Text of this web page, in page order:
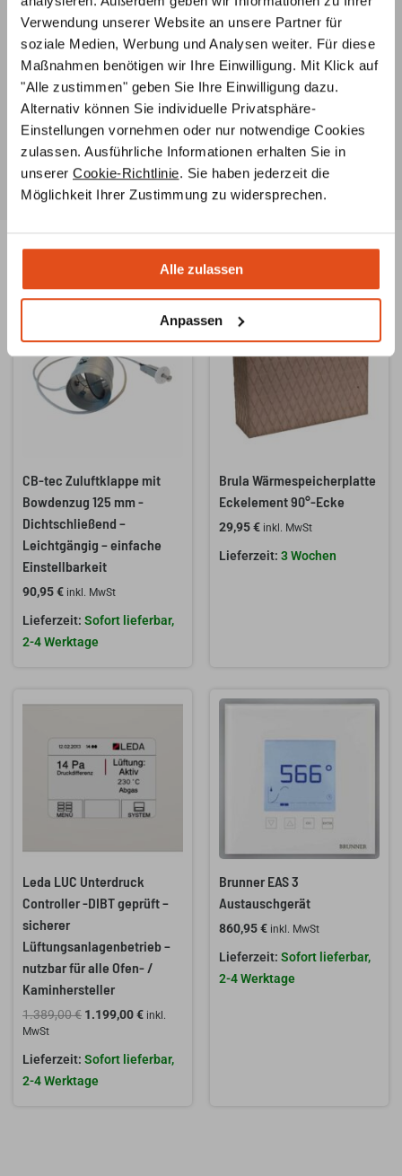
Verwendung unserer Website an unsere Partner für
soziale Medien, Werbung und Analysen weiter. Für diese
Maßnahmen benötigen wir Ihre Einwilligung. Mit Klick auf
"Alle zustimmen" geben Sie Ihre Einwilligung dazu.
Alternativ können Sie individuelle Privatsphäre-
Einstellungen vornehmen oder nur notwendige Cookies
zulassen. Ausführliche Informationen erhalten Sie in
unserer Cookie-Richtlinie. Sie haben jederzeit die
Möglichkeit Ihrer Zustimmung zu widersprechen.
Alle zulassen
Anpassen
Ideenentwicklung bis zur fachgerechten Installation
Ihres Ofensjederzeit beratendzur Seite
Ersatzteilservice
Unsere Ofenbauerberate n Sie umfassend zu
Ersatzteilen für Ihren Ofen oder Kamin und helfen Ihnen
auch bei der Suche nachspeziellen Teilen.
Ähnliche Produkte
CB-tec Zuluftklappe mit
Bowdenzug 125 mm -
Dichtschließend –
Leichtgängig – einfache
Einstellbarkeit
90,95€ inkl. MwSt
Sofort lieferbar,
2-4 Werktage
Brula Wärmespeicherplatte
Eckelement 90°-Ecke
29,95€ inkl. MwSt
3 Wochen
Leda LUC Unterdruck
Controller -DIBT geprüft –
sicherer
Lüftungsanlagenbetrieb –
nutzbar für alle Ofen- /
Kaminhersteller
1.389,00€
1.389,00 €
1.199,00€
1.199,00 €.
inkl.
MwSt
Sofort lieferbar,
2-4 Werktage
Brunner EAS 3
Austauschgerät
860,95€ inkl. MwSt
Sofort lieferbar,
2-4 Werktage